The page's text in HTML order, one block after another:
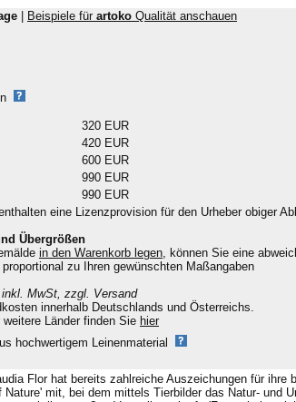
Beispiele für artoko Qualität anschauen
320 EUR
420 EUR
600 EUR
990 EUR
990 EUR
eine Lizenzprovision für den Urheber obiger
Übergrößen
in den Warenkorb legen, können Sie eine
zu Ihren gewünschten Maßangaben
MwSt, zzgl. Versand
innerhalb Deutschlands und Österreichs.
Länder finden Sie hier
hochwertigem Leinenmaterial
Flor hat bereits zahlreiche Auszeichungen für ihre
mit, bei dem mittels Tierbilder das Natur- und